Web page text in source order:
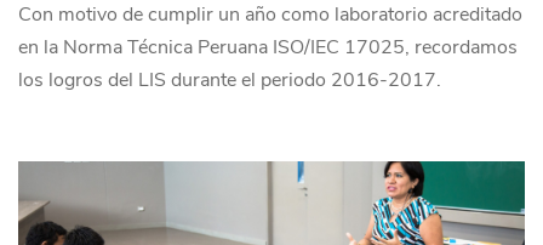
Con motivo de cumplir un año como laboratorio acreditado
en la Norma Técnica Peruana ISO/IEC 17025, recordamos
los logros del LIS durante el periodo 2016-2017.